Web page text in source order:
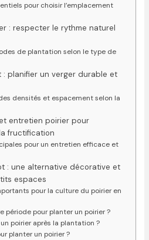
pour choisir l’emplacement
: respecter le rythme naturel
de plantation selon le type de
: planifier un verger durable et
densités et espacement selon la
entretien poirier pour
fructification
pour un entretien efficace et
: une alternative décorative et
espaces
pour la culture du poirier en
période pour planter un poirier ?
poirier après la plantation ?
planter un poirier ?